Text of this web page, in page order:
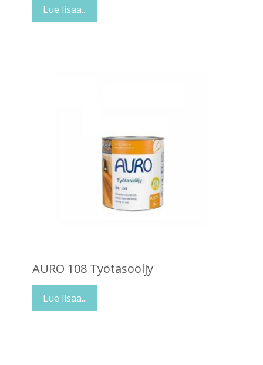
Lue lisää...
AURO 108 Työtasoöljy
Lue lisää...